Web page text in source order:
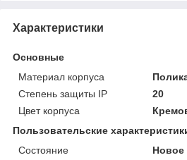
Характеристики
Основные
Материал корпуса
Степень защиты IP
20
Цвет корпуса
Пользовательские
Состояние
Новое